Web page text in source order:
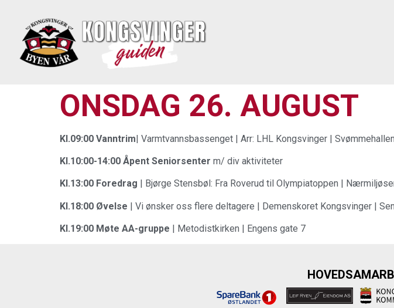
ONSDAG 26. AUGUST
Kl.09:00 Vanntrim| Varmtvannsbassenget | Arr: LHL Kongsvinger | Svømmehallen
Kl.10:00-14:00 Åpent Seniorsenter m/ div aktiviteter
Kl.13:00 Foredrag | Bjørge Stensbøl: Fra Roverud til Olympiatoppen |
Kl.18:00 Øvelse | Vi ønsker oss flere deltagere | Demenskoret Kongsvinger |
Kl.19:00 Møte AA-gruppe | Metodistkirken | Engens gate 7